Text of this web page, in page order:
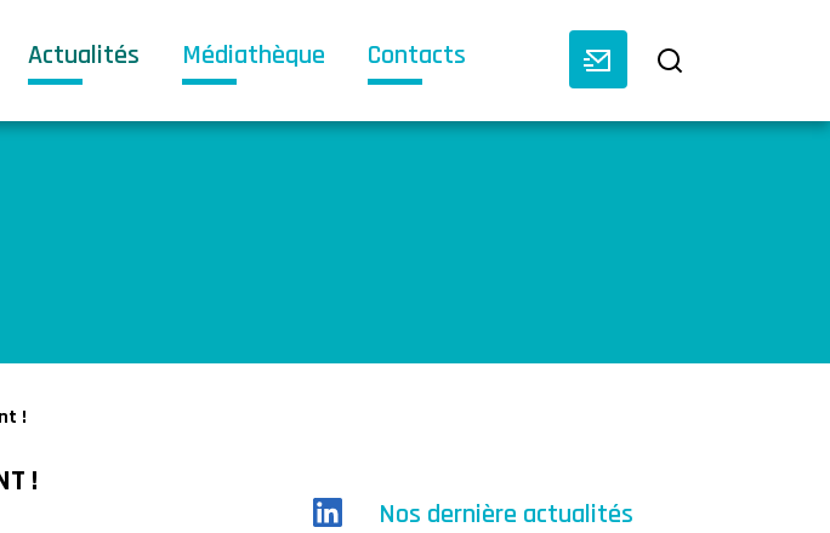
Actualités Médiathèque Contacts
!
!
Nos dernière actualités